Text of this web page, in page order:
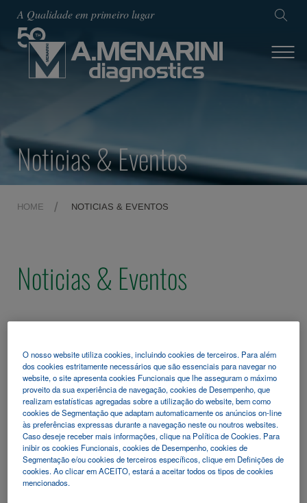
A Qualidade em primeiro lugar
Noticias & Eventos
HOME NOTICIAS & EVENTOS
Noticias & Eventos
2025 - 02 - 27
EAU25
SAIBA MAIS
2025 - 02 - 02
ATTD 2025
O nosso website utiliza cookies, incluindo cookies de terceiros. Para além
dos cookies estritamente necessários que são essenciais para navegar no
website, o site apresenta cookies Funcionais que lhe asseguram o máximo
proveito da sua experiência de navegação, cookies de Desempenho, que
realizam estatísticas agregadas sobre a utilização do website, bem como
cookies de Segmentação que adaptam automaticamente os anúncios on-line
às preferências expressas durante a navegação neste ou noutros websites.
Caso deseje receber mais informações, clique na Política de Cookies. Para
inibir os cookies Funcionais, cookies de Desempenho, cookies de
Segmentação e/ou cookies de terceiros específicos, clique em Definições de
cookies. Ao clicar em ACEITO, estará a aceitar todos os tipos de cookies
mencionados.